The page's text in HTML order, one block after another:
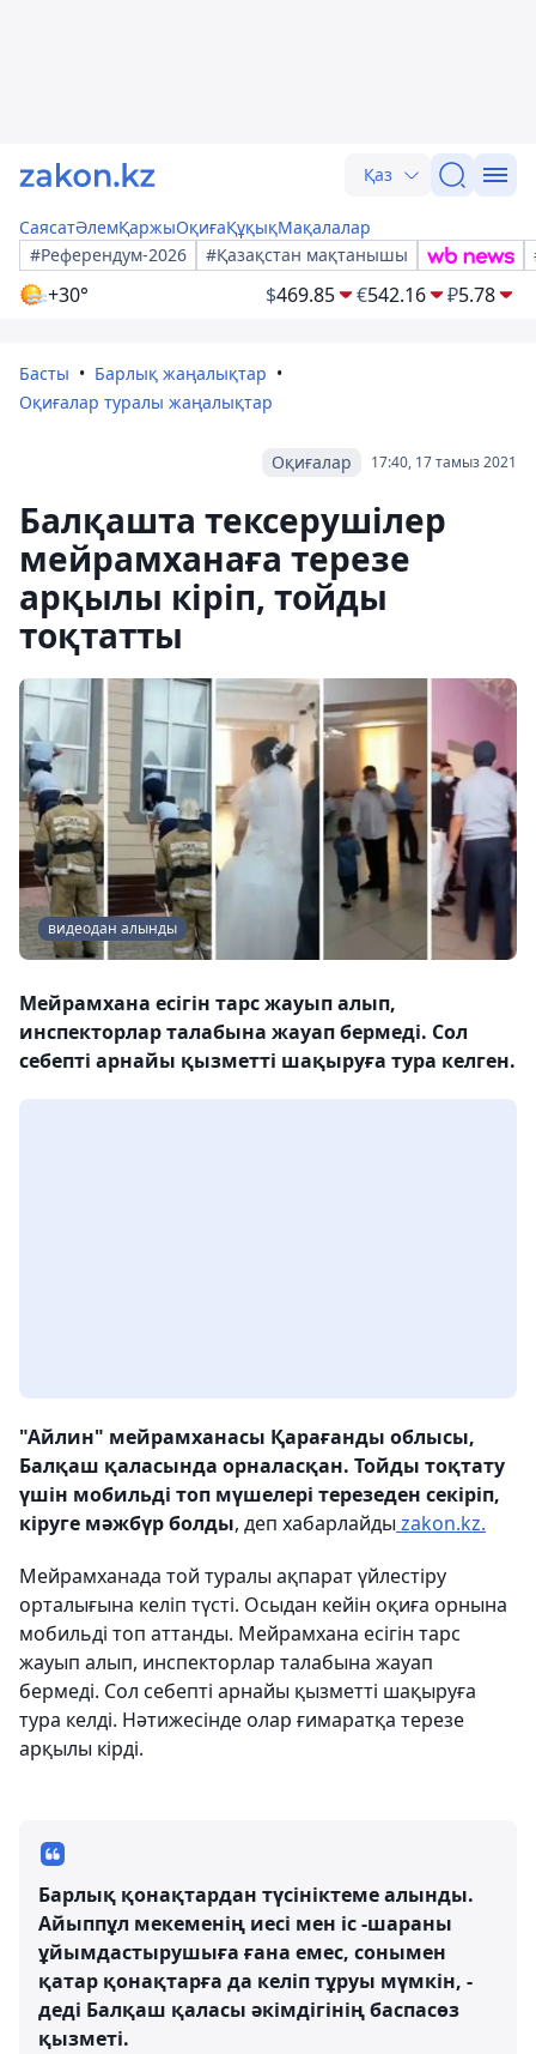
Қаз
СаясатӘлемҚаржыОқиғаҚұқықМақалалар
#Референдум-2026
#Қазақстан мақтанышы
+30° $469.85 €542.16 ₽5.78
Басты
Барлық жаңалықтар
Оқиғалар туралы жаңалықтар
17:40, 17 тамыз 2021
Оқиғалар
Балқашта тексерушілер
мейрамханаға терезе
арқылы кіріп, тойды
тоқтатты
видеодан алынды
Мейрамхана есігін тарс жауып алып,
инспекторлар талабына жауап бермеді. Сол
себепті арнайы қызметті шақыруға тура келген.
"Айлин" мейрамханасы Қарағанды ​​облысы,
Балқаш қаласында орналасқан. Тойды тоқтату
үшін мобильді топ мүшелері терезеден секіріп,
кіруге мәжбүр болды, деп хабарлайды zakon.kz.
Мейрамханада той туралы ақпарат үйлестіру
орталығына келіп түсті. Осыдан кейін оқиға орнына
мобильді топ аттанды. Мейрамхана есігін тарс
жауып алып, инспекторлар талабына жауап
бермеді. Сол себепті арнайы қызметті шақыруға
тура келді. Нәтижесінде олар ғимаратқа терезе
арқылы кірді.
Барлық қонақтардан түсініктеме алынды.
Айыппұл мекеменің иесі мен іс -шараны
ұйымдастырушыға ғана емес, сонымен
қатар қонақтарға да келіп тұруы мүмкін, -
деді Балқаш қаласы әкімдігінің баспасөз
қызметі.